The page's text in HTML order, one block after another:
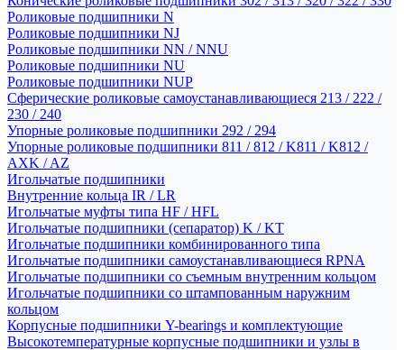
Роликовые подшипники N
Роликовые подшипники NJ
Роликовые подшипники NN / NNU
Роликовые подшипники NU
Роликовые подшипники NUP
Сферические роликовые самоустанавливающиеся 213 / 222 /
230 / 240
Упорные роликовые подшипники 292 / 294
Упорные роликовые подшипники 811 / 812 / K811 / K812 /
AXK / AZ
Игольчатые подшипники
Внутренние кольца IR / LR
Игольчатые муфты типа HF / HFL
Игольчатые подшипники (сепаратор) K / KT
Игольчатые подшипники комбинированного типа
Игольчатые подшипники самоустанавливающиеся RPNA
Игольчатые подшипники со съемным внутренним кольцом
Игольчатые подшипники со штампованным наружним
кольцом
Корпусные подшипники Y-bearings и комплектующие
Высокотемпературные корпусные подшипники и узлы в